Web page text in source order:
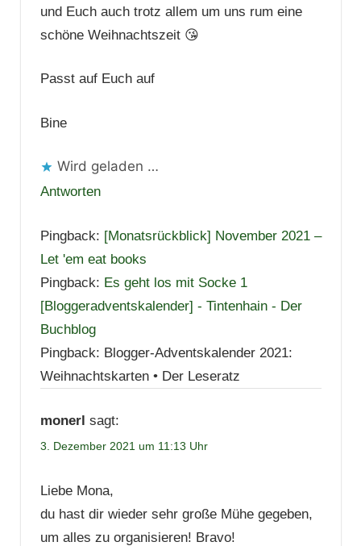
und Euch auch trotz allem um uns rum eine
schöne Weihnachtszeit 😘
Passt auf Euch auf
Bine
Wird geladen …
Antworten
Pingback: [Monatsrückblick] November 2021 –
Let 'em eat books
Pingback: Es geht los mit Socke 1
[Bloggeradventskalender] - Tintenhain - Der
Buchblog
Pingback: Blogger-Adventskalender 2021:
Weihnachtskarten • Der Leseratz
monerl sagt:
3. Dezember 2021 um 11:13 Uhr
Liebe Mona,
du hast dir wieder sehr große Mühe gegeben,
um alles zu organisieren! Bravo!